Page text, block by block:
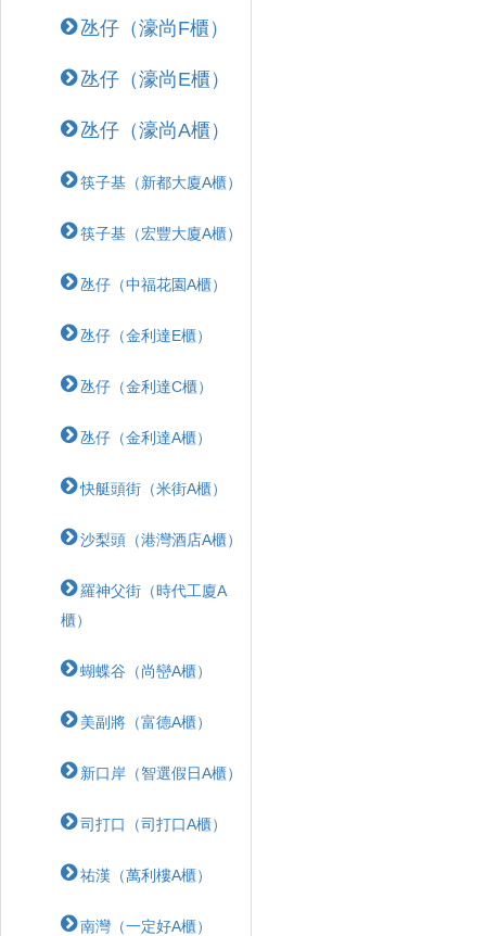
氹仔（濠尚F櫃）
氹仔（濠尚E櫃）
氹仔（濠尚A櫃）
筷子基（新都大廈A櫃）
筷子基（宏豐大廈A櫃）
氹仔（中福花園A櫃）
氹仔（金利達E櫃）
氹仔（金利達C櫃）
氹仔（金利達A櫃）
快艇頭街（米街A櫃）
沙梨頭（港灣酒店A櫃）
羅神父街（時代工廈A
櫃）
蝴蝶⾕（尚巒A櫃）
美副將（富德A櫃）
新口岸（智選假日A櫃）
司打口（司打口A櫃）
祐漢（萬利樓A櫃）
南灣（一定好A櫃）